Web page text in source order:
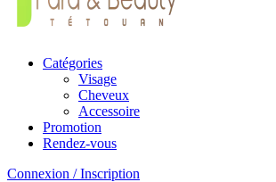
Catégories
Visage
Cheveux
Accessoire
Promotion
Rendez-vous
Connexion / Inscription